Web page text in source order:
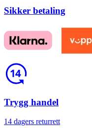
Sikker betaling
Trygg handel
14 dagers returrett